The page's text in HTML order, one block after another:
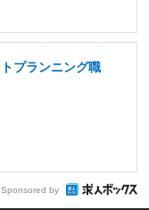
プランニング職
Sponsored by